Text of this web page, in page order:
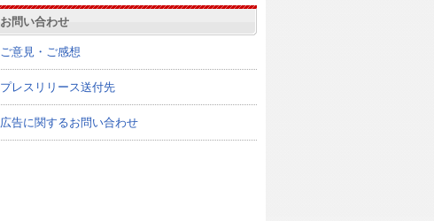
お問い合わせ
ご意見・ご感想
プレスリリース送付先
広告に関するお問い合わせ